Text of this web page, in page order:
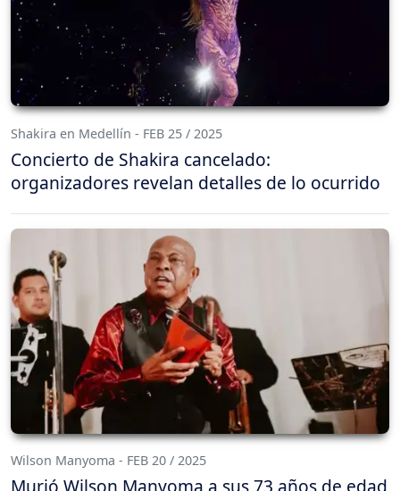
Shakira en Medellín - FEB 25 / 2025
Concierto de Shakira cancelado:
organizadores revelan detalles de lo ocurrido
Wilson Manyoma - FEB 20 / 2025
Murió Wilson Manyoma a sus 73 años de edad